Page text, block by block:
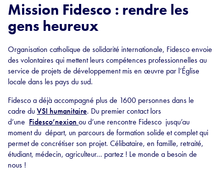
Mission Fidesco : rendre les
gens heureux
Organisation catholique de solidarité internationale, Fidesco envoie
des volontaires qui mettent leurs compétences professionnelles au
service de projets de développement mis en œuvre par l’Église
locale dans les pays du sud.
Fidesco a déjà accompagné plus de 1600 personnes dans le
cadre duVSI humanitaire. Du premier contact lors
d’une Fidesco’nexion ou d’une rencontre Fidesco jusqu’au
moment du départ, un parcours de formation solide et complet qui
permet de concrétiser son projet. Célibataire, en famille, retraité,
étudiant, médecin, agriculteur… partez ! Le monde a besoin de
nous !